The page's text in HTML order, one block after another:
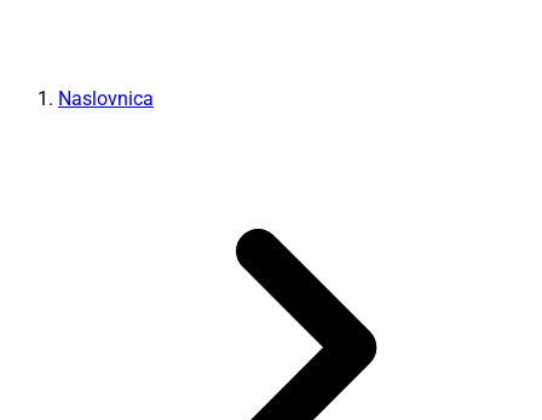
Naslovnica